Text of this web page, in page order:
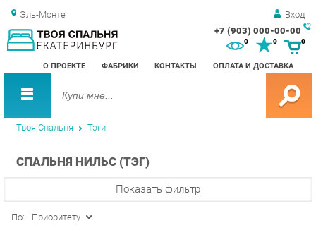
Эль-Монте Вход
+7 (903) 000-00-00
О ПРОЕКТЕ ФАБРИКИ КОНТАКТЫ ОПЛАТА И ДОСТАВКА
0 0
Твоя Спальня Тэги
СПАЛЬНЯ НИЛЬС (ТЭГ)